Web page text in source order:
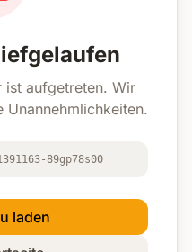
ist aufgetreten. Wir
89gp78s00
laden